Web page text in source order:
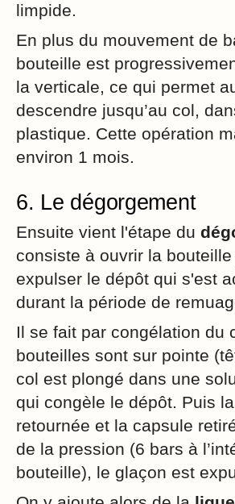
limpide.
En plus du mouvement de
bouteille est
la verticale, ce qui permet
descendre jusqu’au col,
plastique. Cette opération
environ 1 mois.
6. Le dégorgement
Ensuite vient l'étape du
consiste à ouvrir la
expulser le dépôt qui s'est
durant la période de
Il se fait par congélation du
bouteilles sont sur pointe
col est plongé dans une
qui congèle le dépôt. Puis
retournée et la capsule
de la pression (6 bars à
bouteille), le glaçon est